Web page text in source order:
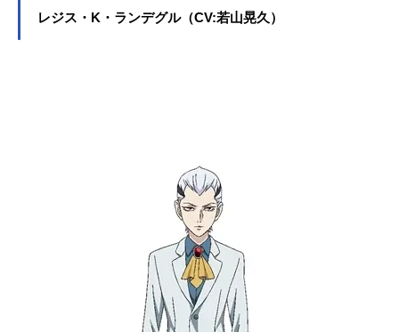
レジス・K・ランデグル（CV:若山晃久）